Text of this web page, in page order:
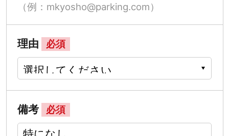
（例：mkyosho@parking.com）
理由 必須
備考 必須